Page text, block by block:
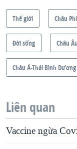
Thế giới Châu Phi
Ðời sống Châu Âu
Châu Á-Thái Bình Dương
Liên quan
Vaccine ngừa